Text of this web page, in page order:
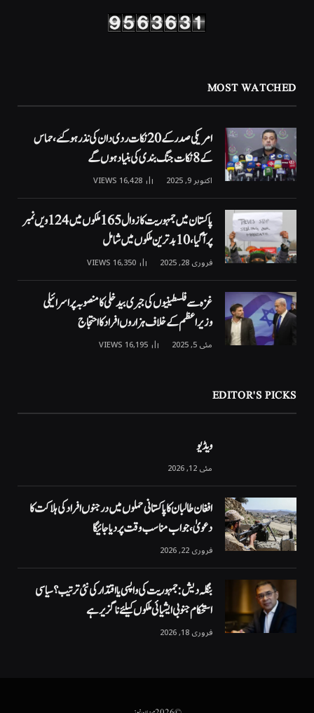
MOST WATCHED
امریکی صدر کے 20 نکات ردی دان کی نذر ہوگئے، حماس
کے 8 نکات جنگ بندی کی بنیاد ہوں گے
اکتوبر 9, 2025 16,428
VIEWS
پاکستان میں جمہوریت کا زوال 165 ملکوں میں 124ویں نمبر
پر آگیا، 10 بدترین ملکوں میں شامل
فروری 28, 2025 16,350
VIEWS
غزہ سے فلسطینیوں کی جبری بیدخلی کا منصوبہ پر اسرائیلی
وزیراعظم کے خلاف ہزاروں افراد کا احتجاج
مئی 5, 2025 16,195
VIEWS
EDITOR'S PICKS
ویڈیو
مئی 12, 2026
افغان طالبان کا پاکستانی حملوں میں درجنوں افراد کی ہلاکت کا
دعویٰ، جواب مناسب وقت پر دیا جائیگا
فروری 22, 2026
بنگلہ دیش: جمہوریت کی واپسی یا اقتدار کی نئی ترتیب؟ سیاسی
استحکام جنوبی ایشیائی ملکوں کیلئے ناگزیر ہے
فروری 18, 2026